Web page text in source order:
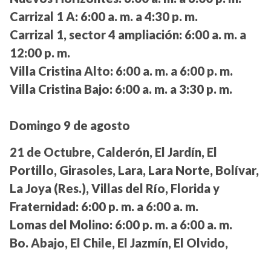
Carrizal 1 A: 6:00 a. m. a 4:30 p. m.
Carrizal 1, sector 4 ampliación: 6:00 a. m. a
12:00 p. m.
Villa Cristina Alto: 6:00 a. m. a 6:00 p. m.
Villa Cristina Bajo: 6:00 a. m. a 3:30 p. m.
Domingo 9 de agosto
21 de Octubre, Calderón, El Jardín, El
Portillo, Girasoles, Lara, Lara Norte, Bolívar,
La Joya (Res.), Villas del Río, Florida y
Fraternidad: 6:00 p. m. a 6:00 a. m.
Lomas del Molino: 6:00 p. m. a 6:00 a. m.
Bo. Abajo, El Chile, El Jazmín, El Olvido,